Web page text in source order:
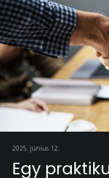
2025. június 12.
Egy